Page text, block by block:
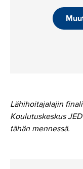
Lähihoitajalajin
Koulutuskeskus
tähän mennessä.